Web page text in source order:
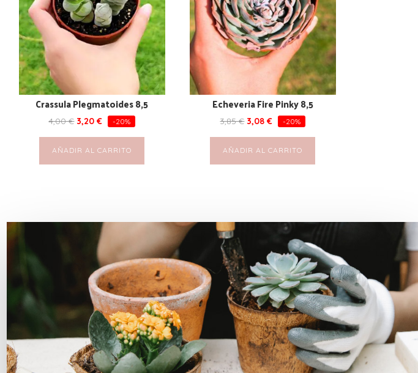
Crassula Plegmatoides 8,5
4,00€ 3,20€ -20%
AÑADIR AL CARRITO
Echeveria Fire Pinky 8,5
3,85€ 3,08€ -20%
AÑADIR AL CARRITO